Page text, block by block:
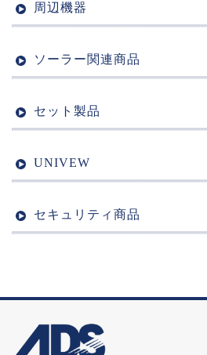
周辺機器
ソーラー関連商品
セット製品
UNIVEW
セキュリティ商品